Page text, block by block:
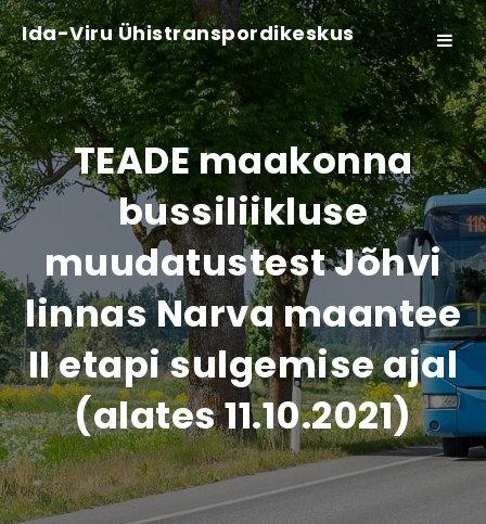
Ida-Viru Ühistranspordikeskus
Toggle
TEADE maakonna
bussiliikluse
muudatustest Jõhvi
linnas Narva maantee
II etapi sulgemise ajal
(alates 11.10.2021)